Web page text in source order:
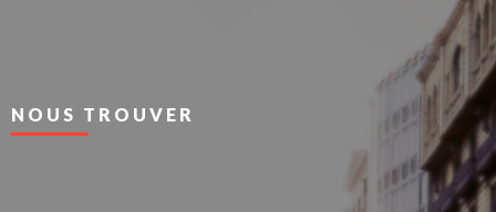
NOUS TROUVER